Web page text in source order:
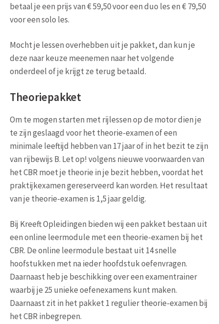
betaal je een prijs van € 59,50 voor een duo les en € 79,50
voor een solo les.
Mocht je lessen overhebben uit je pakket, dan kun je
deze naar keuze meenemen naar het volgende
onderdeel of je krijgt ze terug betaald.
Theoriepakket
Om te mogen starten met rijlessen op de motor dien je
te zijn geslaagd voor het theorie-examen of een
minimale leeftijd hebben van 17 jaar of in het bezit te zijn
van rijbewijs B. Let op! volgens nieuwe voorwaarden van
het CBR moet je theorie in je bezit hebben, voordat het
praktijkexamen gereserveerd kan worden. Het resultaat
van je theorie-examen is 1,5 jaar geldig.
Bij Kreeft Opleidingen bieden wij een pakket bestaan uit
een online leermodule met een theorie-examen bij het
CBR. De online leermodule bestaat uit 14 snelle
hoofstukken met na ieder hoofdstuk oefenvragen.
Daarnaast heb je beschikking over een examentrainer
waarbij je 25 unieke oefenexamens kunt maken.
Daarnaast zit in het pakket 1 regulier theorie-examen bij
het CBR inbegrepen.